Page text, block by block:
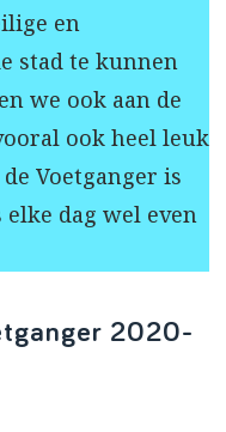
en
stad te kunnen
we ook aan de
ook heel leuk
Voetganger is
dag wel even
2020-